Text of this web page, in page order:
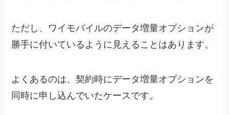
ただし、ワイモバイルのデータ増量オプションが
勝手に付いているように見えることはあります。
よくあるのは、契約時にデータ増量オプションを
同時に申し込んでいたケースです。